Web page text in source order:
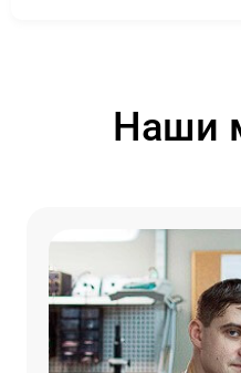
Наши